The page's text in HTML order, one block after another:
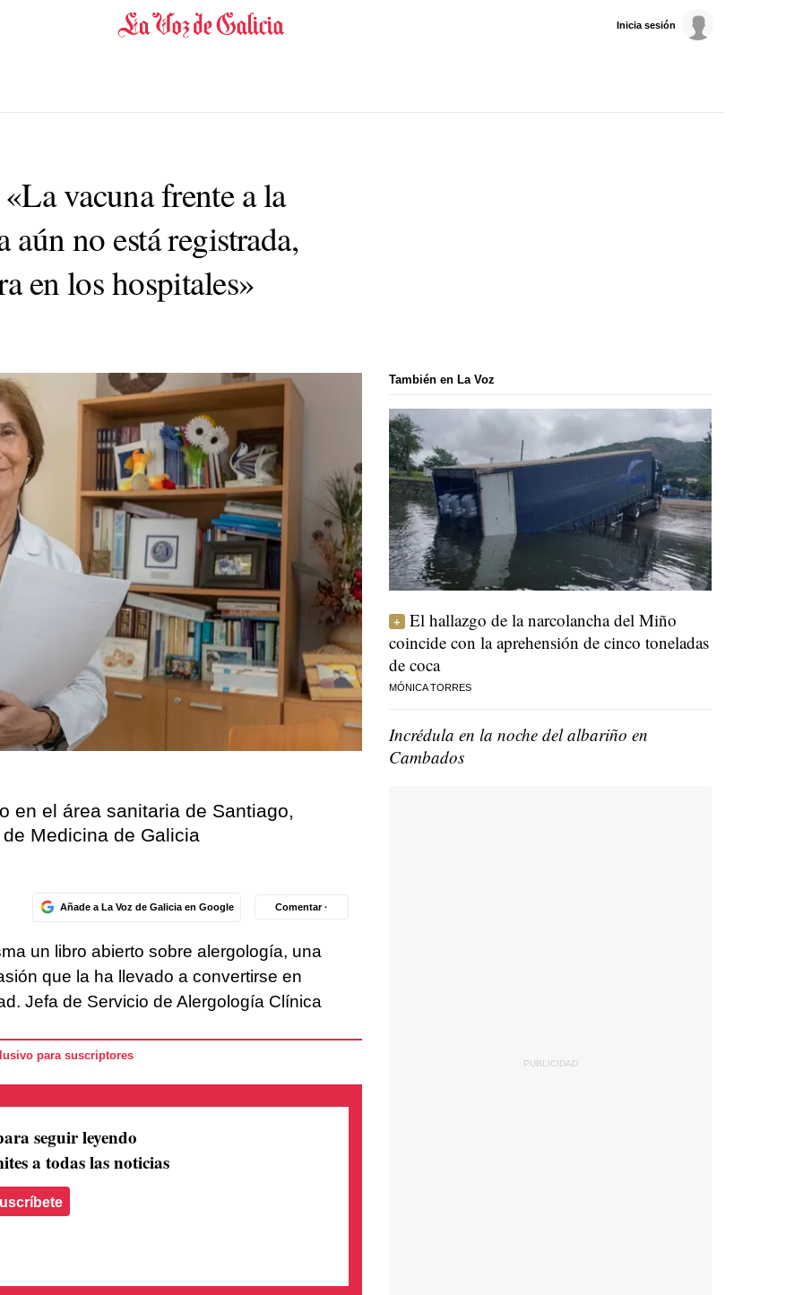
Inicia sesión
vacuna frente a la
no está registrada,
en los hospitales»
en el área sanitaria de Santiago,
Medicina de Galicia
Añade a La Voz de Galicia en Google Comentar ·
un libro abierto sobre alergología, una
que la ha llevado a convertirse en
Jefa de Servicio de Alergología Clínica
para suscriptores
seguir leyendo
a todas las noticias
También en La Voz
El hallazgo de la narcolancha del Miño
coincide con la aprehensión de cinco toneladas
de coca
MÓNICA TORRES
Incrédula en la noche del albariño en
Cambados